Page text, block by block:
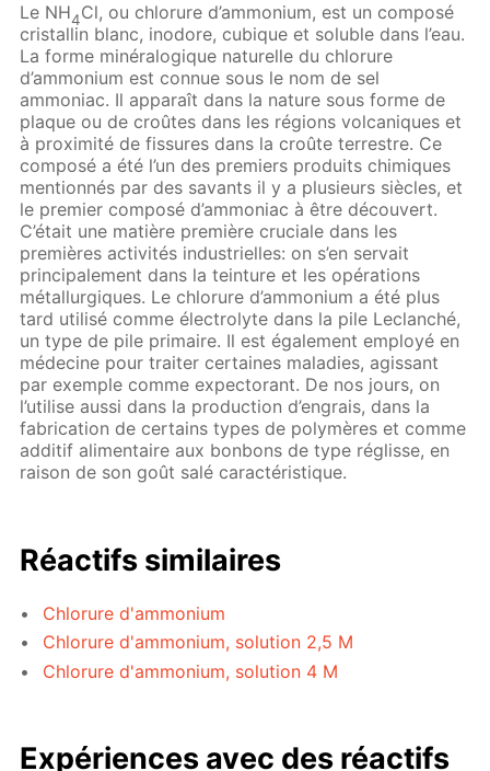
Le NH4Cl, ou chlorure d’ammonium, est un composé
cristallin blanc, inodore, cubique et soluble dans l’eau.
La forme minéralogique naturelle du chlorure
d’ammonium est connue sous le nom de sel
ammoniac. Il apparaît dans la nature sous forme de
plaque ou de croûtes dans les régions volcaniques et
à proximité de fissures dans la croûte terrestre. Ce
composé a été l’un des premiers produits chimiques
mentionnés par des savants il y a plusieurs siècles, et
le premier composé d’ammoniac à être découvert.
C’était une matière première cruciale dans les
premières activités industrielles: on s’en servait
principalement dans la teinture et les opérations
métallurgiques. Le chlorure d’ammonium a été plus
tard utilisé comme électrolyte dans la pile Leclanché,
un type de pile primaire. Il est également employé en
médecine pour traiter certaines maladies, agissant
par exemple comme expectorant. De nos jours, on
l’utilise aussi dans la production d’engrais, dans la
fabrication de certains types de polymères et comme
additif alimentaire aux bonbons de type réglisse, en
raison de son goût salé caractéristique.
Réactifs similaires
Chlorure d'ammonium
Chlorure d'ammonium, solution 2,5 M
Chlorure d'ammonium, solution 4 M
Expériences avec des réactifs